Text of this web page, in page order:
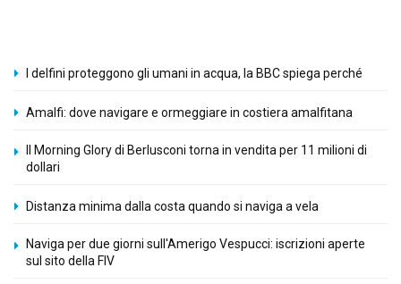
I delfini proteggono gli umani in acqua, la BBC spiega perché
Amalfi: dove navigare e ormeggiare in costiera amalfitana
Il Morning Glory di Berlusconi torna in vendita per 11 milioni di
dollari
Distanza minima dalla costa quando si naviga a vela
Naviga per due giorni sull'Amerigo Vespucci: iscrizioni aperte
sul sito della FIV